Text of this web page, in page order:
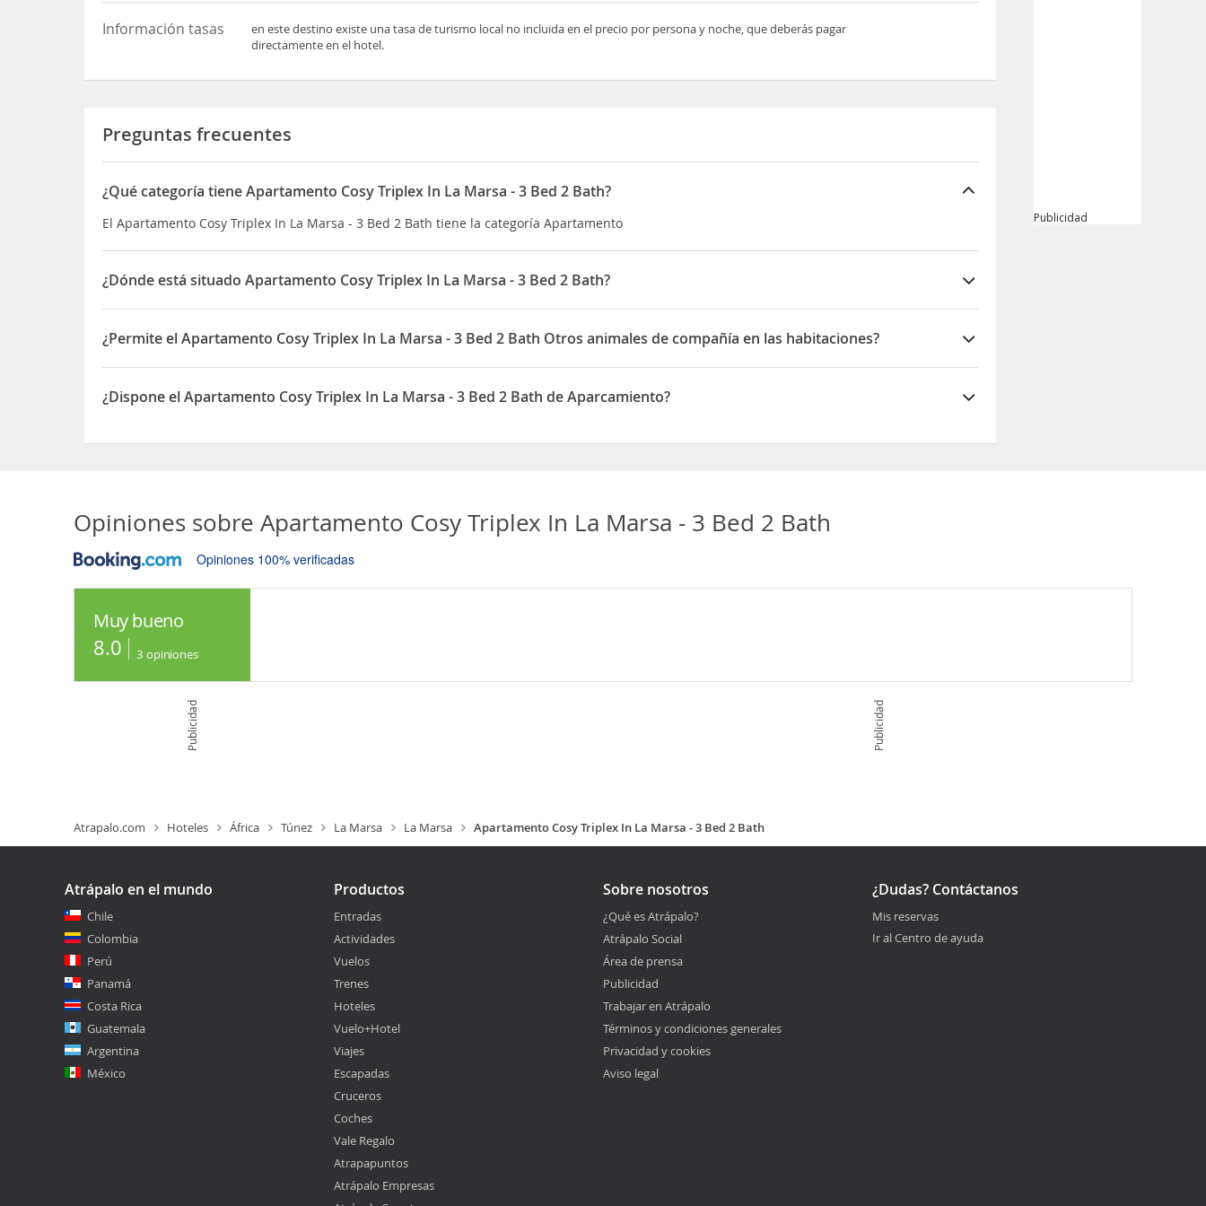
Información tasas
en este destino existe una tasa de turismo local no incluida en el precio por persona y noche, que deberás pagar
directamente en el hotel.
Preguntas frecuentes
¿Qué categoría tiene Apartamento Cosy Triplex In La Marsa - 3 Bed 2 Bath?
El Apartamento Cosy Triplex In La Marsa - 3 Bed 2 Bath tiene la categoría Apartamento
¿Dónde está situado Apartamento Cosy Triplex In La Marsa - 3 Bed 2 Bath?
El Apartamento Cosy Triplex In La Marsa - 3 Bed 2 Bath está situado en 4 bis rue salem bou hajeb
¿Permite el Apartamento Cosy Triplex In La Marsa - 3 Bed 2 Bath Otros animales de compañía en las habitaciones?
Sí, el Apartamento Cosy Triplex In La Marsa - 3 Bed 2 Bath permite Otros animales de compañía en las habitaciones
¿Dispone el Apartamento Cosy Triplex In La Marsa - 3 Bed 2 Bath de Aparcamiento?
Publicidad
Opiniones sobre Apartamento Cosy Triplex In La Marsa - 3 Bed 2 Bath
Opiniones 100% verificadas
Muy bueno
8.0 3 opiniones
Publicidad Publicidad
Atrapalo.com Hoteles África Túnez La Marsa La Marsa Apartamento Cosy Triplex In La Marsa - 3 Bed 2 Bath
Atrápalo en el mundo
Chile
Colombia
Perú
Panamá
Costa Rica
Guatemala
Argentina
México
Productos
Entradas
Actividades
Vuelos
Trenes
Hoteles
Vuelo+Hotel
Viajes
Escapadas
Cruceros
Coches
Vale Regalo
Atrapapuntos
Atrápalo Empresas
Sobre nosotros
¿Qué es Atrápalo?
Atrápalo Social
Área de prensa
Publicidad
Trabajar en Atrápalo
Términos y condiciones generales
Privacidad y cookies
Aviso legal
¿Dudas? Contáctanos
Mis reservas
Ir al Centro de ayuda